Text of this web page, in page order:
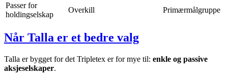
Passer for
holdingselskap
Overkill Primærmålgruppe
Når Talla er et bedre valg
Talla er bygget for det Tripletex er for mye til: enkle og passive
aksjeselskaper.